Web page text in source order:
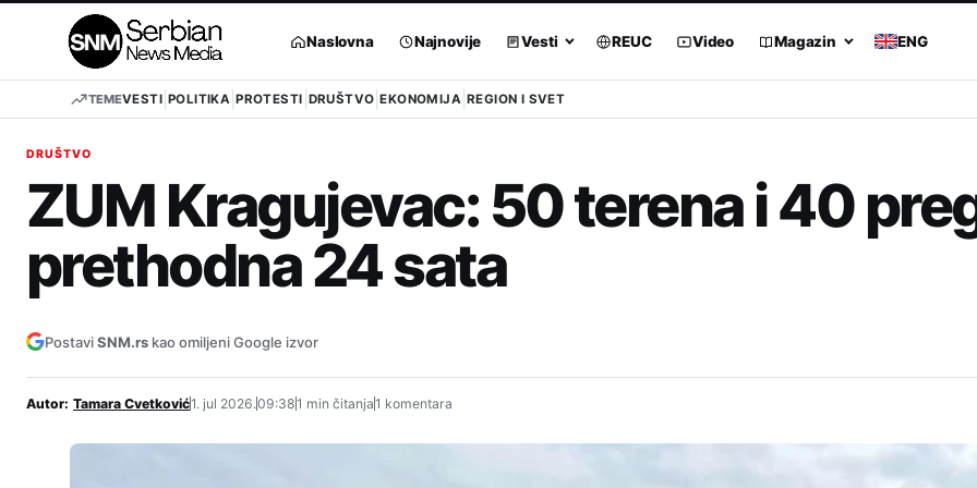
Naslovna Najnovije Vesti REUC Video Magazin ENG
TEMEVESTI POLITIKA PROTESTI DRUŠTVO EKONOMIJA REGION I SVET
DRUŠTVO
ZUM Kragujevac: 50 terena i 40
prethodna 24 sata
PostaviSNM.rs kao omiljeni Google izvor
Autor: Tamara Cvetković1. jul 2026.09:381 min čitanja1 komentara